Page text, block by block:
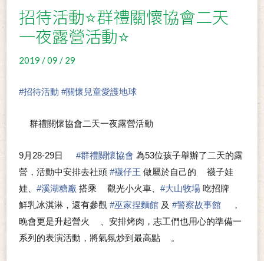
招待活動⭐群禮關懷協會二天
一夜露營活動⭐
2019 / 09 / 29
#招待活動 #關懷兒童愛護地球
群禮關懷協會二天一夜露營活動
9月28-29日 #群禮關懷協會 為53位孩子舉辦了二天的露
營，活動中安排去社頭 #襪仔王 做屬於自己的
襪子娃
娃、#溪湖糖廠 搭乘 觀光小火車、#大山牧場 吃招牌
鮮乳冰淇淋，還有參觀 #巫家捏麵館 及 #警察故事館
，
晚會更是升起營火
、安排烤肉，志工們也用心的準備一
系列的表演活動，將氣氛炒到最高點
。